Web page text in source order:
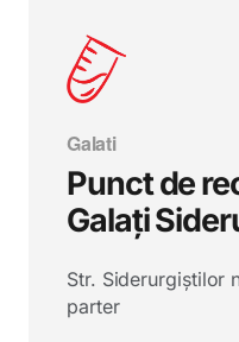
Galati
Punct de
Galați
Str. Siderurgiștilor
parter